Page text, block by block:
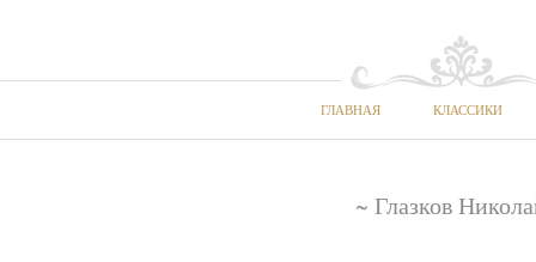
ГЛАВНАЯ КЛАССИКИ
~ Глазков